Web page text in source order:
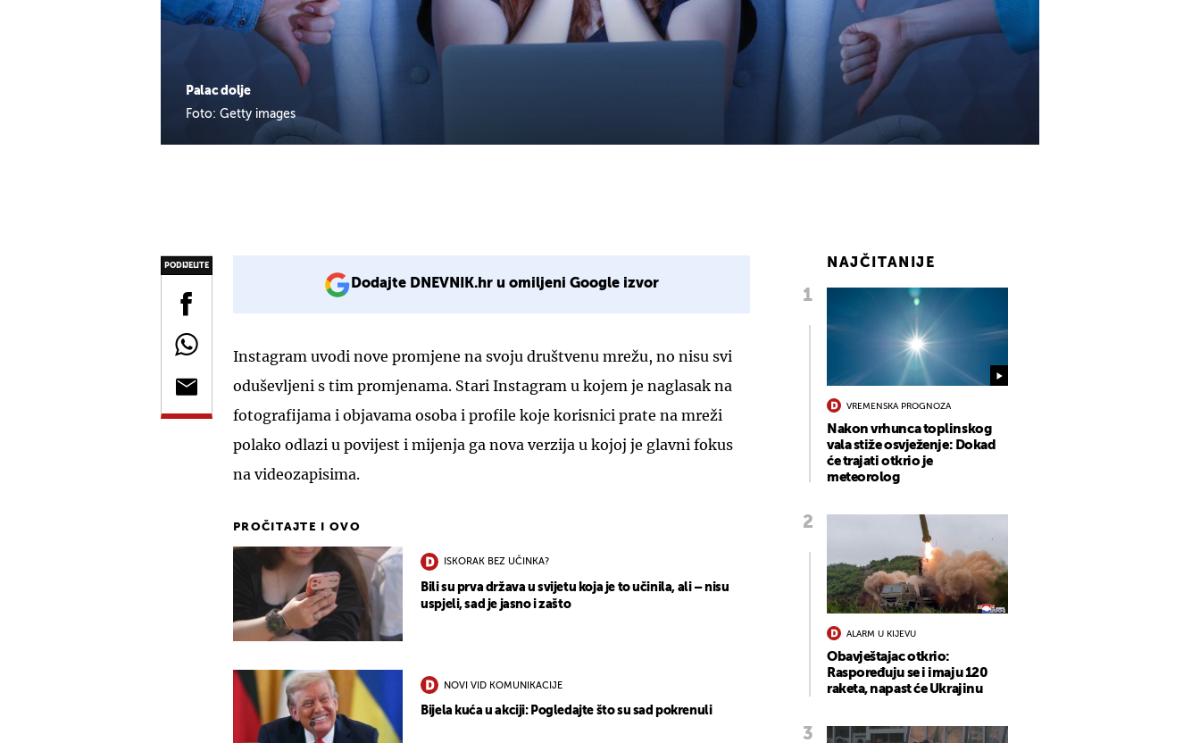
Palac dolje
Foto: Getty images
PODIJELITE
Dodajte DNEVNIK.hr u omiljeni Google izvor
Instagram uvodi nove promjene na svoju društvenu mrežu, no nisu svi
oduševljeni s tim promjenama. Stari Instagram u kojem je naglasak na
fotografijama i objavama osoba i profile koje korisnici prate na mreži
polako odlazi u povijest i mijenja ga nova verzija u kojoj je glavni fokus
na videozapisima.
PROČITAJTE I OVO
ISKORAK BEZ UČINKA?
Bili su prva država u svijetu koja je to učinila, ali – nisu
uspjeli, sad je jasno i zašto
NOVI VID KOMUNIKACIJE
Bijela kuća u akciji: Pogledajte što su sad pokrenuli
NAJČITANIJE
VREMENSKA PROGNOZA
Nakon vrhunca toplinskog
vala stiže osvježenje: Dokad
će trajati otkrio je
meteorolog
ALARM U KIJEVU
Obavještajac otkrio:
Raspoređuju se i imaju 120
raketa, napast će Ukrajinu